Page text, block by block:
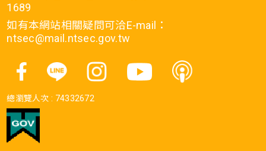
1689
如有本網站相關疑問可洽E-mail：
ntsec@mail.ntsec.gov.tw
總瀏覽人次 : 74332672